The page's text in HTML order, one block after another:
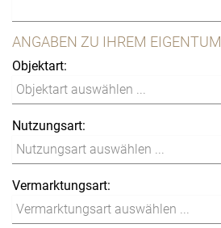
ANGABEN ZU IHREM EIGENTUM
Objektart:
Nutzungsart:
Vermarktungsart: